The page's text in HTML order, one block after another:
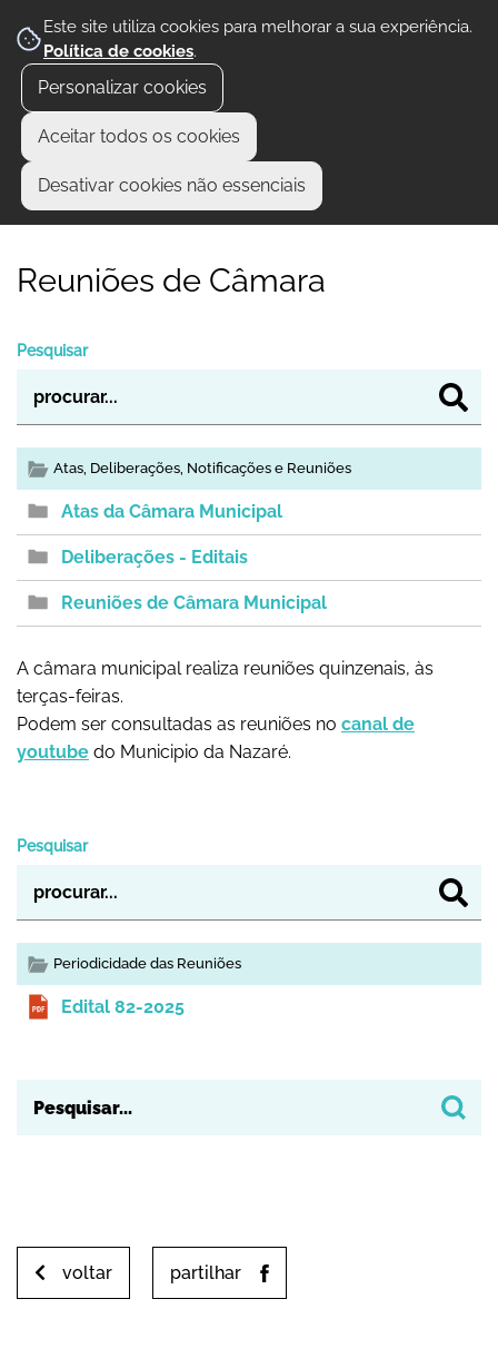
Este site utiliza cookies para melhorar a sua experiência.
Política de cookies.
Personalizar cookies
Aceitar todos os cookies
Desativar cookies não essenciais
Reuniões de Câmara
Pesquisar
Atas, Deliberações, Notificações e Reuniões
Atas da Câmara Municipal
Deliberações - Editais
Reuniões de Câmara Municipal
A câmara municipal realiza reuniões quinzenais, às
terças-feiras.
Podem ser consultadas as reuniões no canal de
youtube do Municipio da Nazaré.
Pesquisar
Periodicidade das Reuniões
Edital 82-2025
voltar partilhar